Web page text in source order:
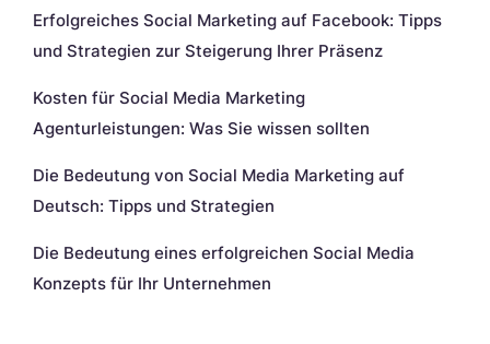
Erfolgreiches Social Marketing auf Facebook: Tipps
und Strategien zur Steigerung Ihrer Präsenz
Kosten für Social Media Marketing
Agenturleistungen: Was Sie wissen sollten
Die Bedeutung von Social Media Marketing auf
Deutsch: Tipps und Strategien
Die Bedeutung eines erfolgreichen Social Media
Konzepts für Ihr Unternehmen